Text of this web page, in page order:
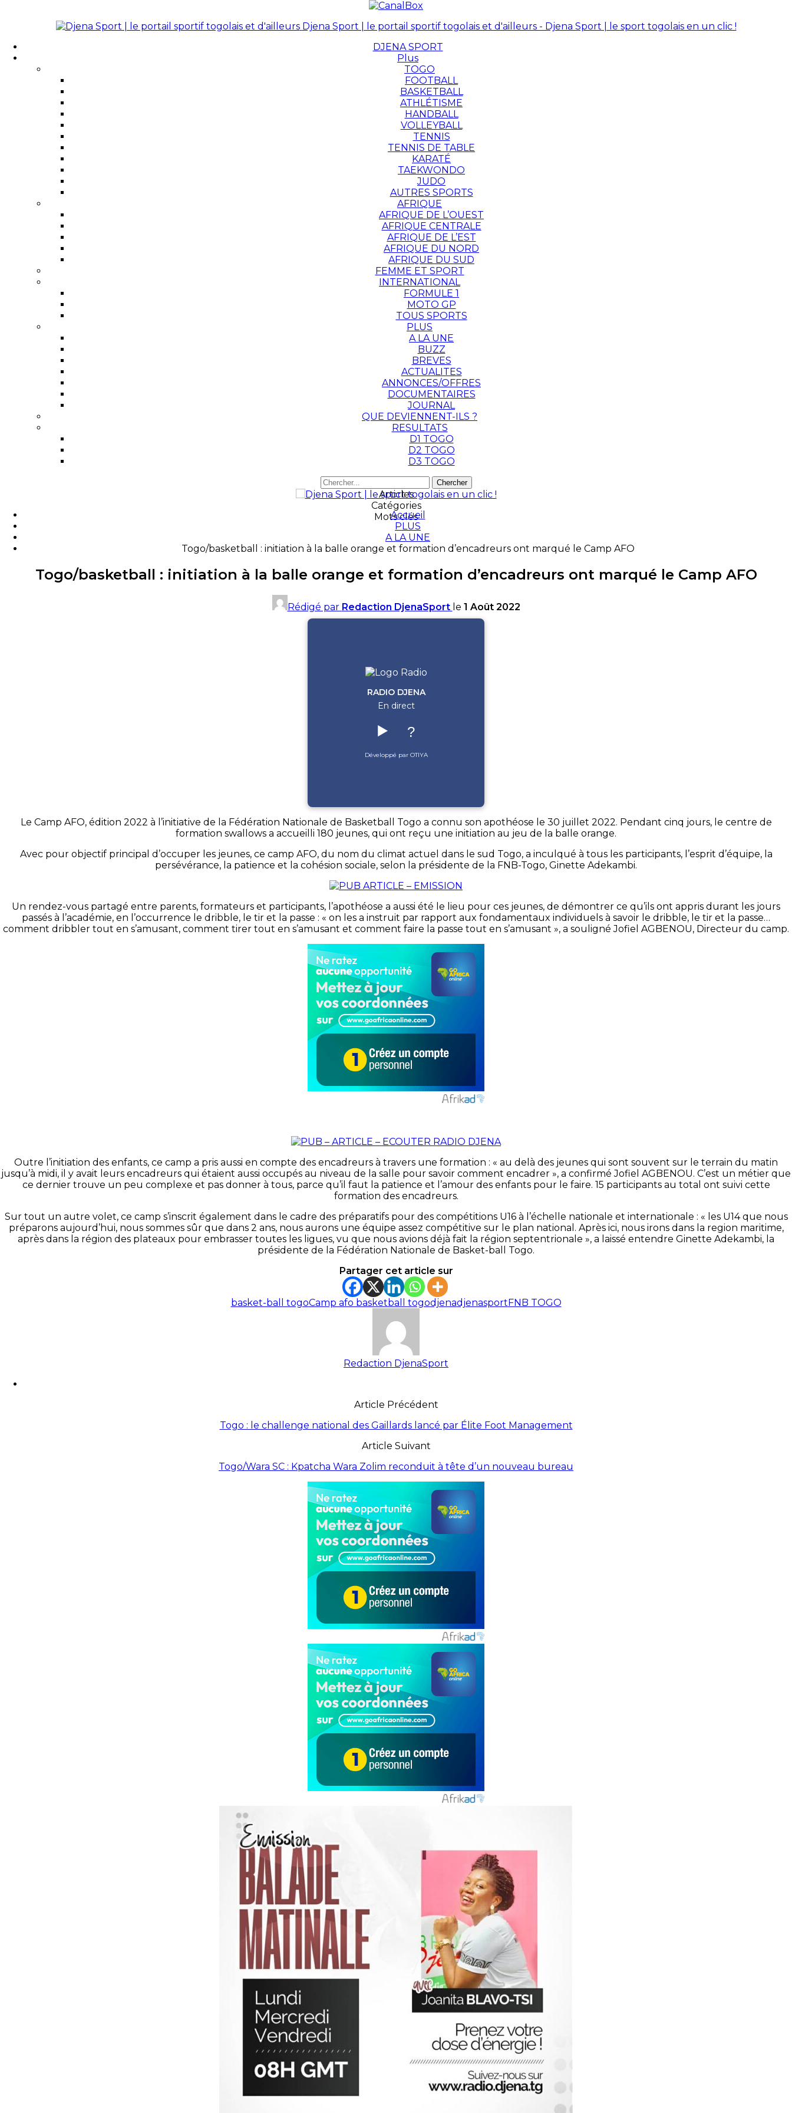
Djena Sport | le portail sportif togolais et d'ailleurs - Djena Sport | le sport togolais en un clic !
DJENA SPORT
Plus
TOGO
FOOTBALL
BASKETBALL
ATHLÉTISME
HANDBALL
VOLLEYBALL
TENNIS
TENNIS DE TABLE
KARATÉ
TAEKWONDO
JUDO
AUTRES SPORTS
AFRIQUE
AFRIQUE DE L’OUEST
AFRIQUE CENTRALE
AFRIQUE DE L’EST
AFRIQUE DU NORD
AFRIQUE DU SUD
FEMME ET SPORT
INTERNATIONAL
FORMULE 1
MOTO GP
TOUS SPORTS
PLUS
A LA UNE
BUZZ
BREVES
ACTUALITES
ANNONCES/OFFRES
DOCUMENTAIRES
JOURNAL
QUE DEVIENNENT-ILS ?
RESULTATS
D1 TOGO
D2 TOGO
D3 TOGO
Articles
Catégories
Mots clés
Accueil
PLUS
A LA UNE
Togo/basketball : initiation à la balle orange et formation d’encadreurs ont marqué le Camp AFO
Togo/basketball : initiation à la balle orange et formation d’encadreurs ont marqué le Camp AFO
Rédigé par Redaction DjenaSport le 1 Août 2022
RADIO DJENA
En direct
▶️ ?
Développé par OTIYA
Le Camp AFO, édition 2022 à l’initiative de la Fédération Nationale de Basketball Togo a connu son apothéose le 30 juillet 2022. Pendant cinq jours, le centre de
formation swallows a accueilli 180 jeunes, qui ont reçu une initiation au jeu de la balle orange.
Avec pour objectif principal d’occuper les jeunes, ce camp AFO, du nom du climat actuel dans le sud Togo, a inculqué à tous les participants, l’esprit d’équipe, la
persévérance, la patience et la cohésion sociale, selon la présidente de la FNB-Togo, Ginette Adekambi.
Un rendez-vous partagé entre parents, formateurs et participants, l’apothéose a aussi été le lieu pour ces jeunes, de démontrer ce qu’ils ont appris durant les jours
passés à l’académie, en l’occurrence le dribble, le tir et la passe : « on les a instruit par rapport aux fondamentaux individuels à savoir le dribble, le tir et la passe…
comment dribbler tout en s’amusant, comment tirer tout en s’amusant et comment faire la passe tout en s’amusant », a souligné Jofiel AGBENOU, Directeur du camp.
Outre l’initiation des enfants, ce camp a pris aussi en compte des encadreurs à travers une formation : « au delà des jeunes qui sont souvent sur le terrain du matin
jusqu’à midi, il y avait leurs encadreurs qui étaient aussi occupés au niveau de la salle pour savoir comment encadrer », a confirmé Jofiel AGBENOU. C’est un métier que
ce dernier trouve un peu complexe et pas donner à tous, parce qu’il faut la patience et l’amour des enfants pour le faire. 15 participants au total ont suivi cette
formation des encadreurs.
Sur tout un autre volet, ce camp s’inscrit également dans le cadre des préparatifs pour des compétitions U16 à l’échelle nationale et internationale : « les U14 que nous
préparons aujourd’hui, nous sommes sûr que dans 2 ans, nous aurons une équipe assez compétitive sur le plan national. Après ici, nous irons dans la region maritime,
après dans la région des plateaux pour embrasser toutes les ligues, vu que nous avions déjà fait la région septentrionale », a laissé entendre Ginette Adekambi, la
présidente de la Fédération Nationale de Basket-ball Togo.
Partager cet article sur
basket-ball togoCamp afo basketball togodjenadjenasportFNB TOGO
Redaction DjenaSport
Article Précédent
Togo : le challenge national des Gaillards lancé par Élite Foot Management
Article Suivant
Togo/Wara SC : Kpatcha Wara Zolim reconduit à tête d’un nouveau bureau